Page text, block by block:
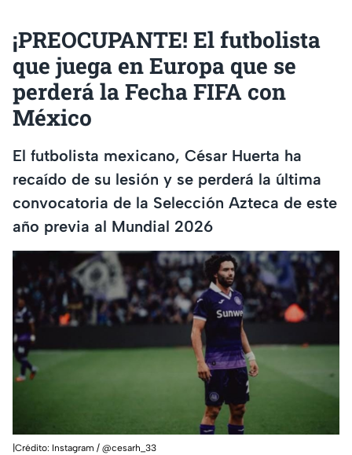
¡PREOCUPANTE! El futbolista
que juega en Europa que se
perderá la Fecha FIFA con
México
El futbolista mexicano, César Huerta ha
recaído de su lesión y se perderá la última
convocatoria de la Selección Azteca de este
año previa al Mundial 2026
|Crédito: Instagram / @cesarh_33